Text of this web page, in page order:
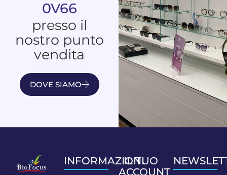
0V66
presso il
nostro punto
vendita
DOVE SIAMO
INFORMAZIONI
IL TUO
ACCOUNT